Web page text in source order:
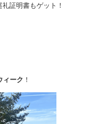
証明書もゲット！
ィーク ！